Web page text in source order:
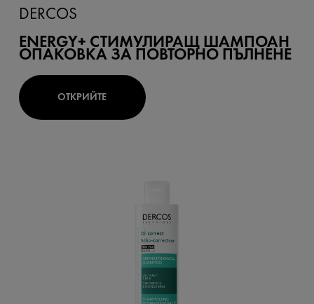
DERCOS
ENERGY+ СТИМУЛИРАЩ ШАМПОАН
ОПАКОВКА ЗА ПОВТОРНО ПЪЛНЕНЕ
ОТКРИЙТЕ